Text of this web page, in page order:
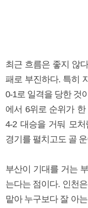
최근 흐름은 좋지 않
패로 부진하다. 특히
0-1로 일격을 당한 것
에서 6위로 순위가
4-2 대승을 거둬 모
경기를 펼치고도 골
부산이 기대를 거는
는다는 점이다. 인천
맡아 누구보다 잘 아